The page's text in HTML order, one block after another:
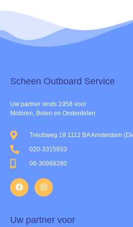
Scheen Outboard Service​
Uw partner sinds 1958 voor
Motoren, Boten en Onderdelen
Treubweg 18 1112 BA Amsterdam
020-3315933
06-30988280
Uw partner voor